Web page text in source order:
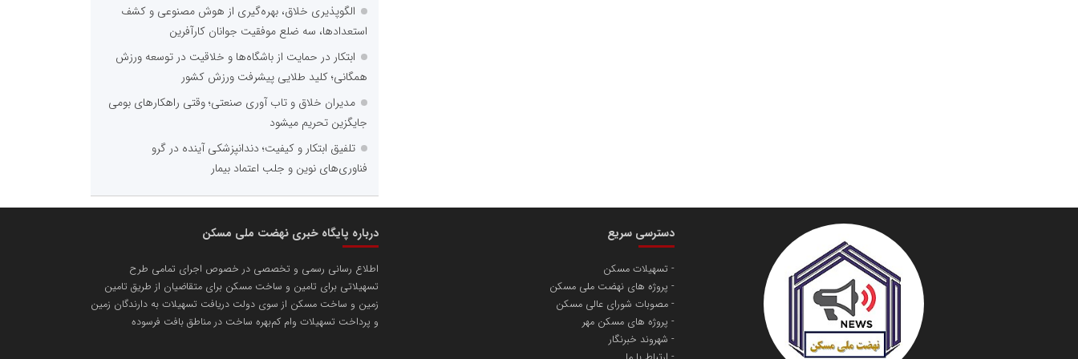
الگوپذیری خلاق، بهره‌گیری از هوش مصنوعی و کشف
استعدادها، سه ضلع موفقیت جوانان کارآفرین
ابتکار در حمایت از باشگاه‌ها و خلاقیت در توسعه ورزش
همگانی؛ کلید طلایی پیشرفت ورزش کشور
مدیران خلاق و تاب آوری صنعتی؛ وقتی راهکارهای بومی
جایگزین تحریم میشود
تلفیق ابتکار و کیفیت؛ دندانپزشکی آینده در گرو
فناوری‌های نوین و جلب اعتماد بیمار
دسترسی سریع
تسهیلات مسکن
پروژه های نهضت ملی مسکن
مصوبات شورای عالی مسکن
پروژه های مسکن مهر
شهروند خبرنگار
درباره پایگاه خبری نهضت ملی مسکن
اطلاع رسانی رسمی و تخصصی در خصوص اجرای تمامی طرح
تسهیلاتی برای تامین و ساخت مسکن برای متقاضیان از طریق تامین
زمین و ساخت مسکن از سوی دولت دریافت تسهیلات به دارندگان زمین
و پرداخت تسهیلات وام کم‌بهره ساخت در مناطق بافت فرسوده